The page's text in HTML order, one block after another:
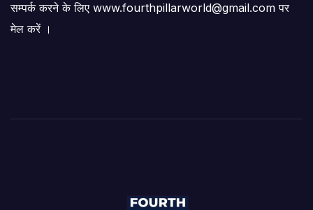
सम्पर्क करने के लिए www.fourthpillarworld@gmail.com पर
मेल करें ।